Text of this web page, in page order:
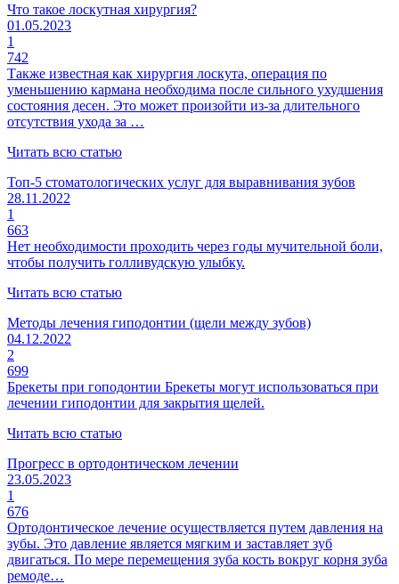
Что такое лоскутная хирургия?
01.05.2023
1
742
Также известная как хирургия лоскута, операция по
уменьшению кармана необходима после сильного ухудшения
состояния десен. Это может произойти из-за длительного
отсутствия ухода за …
Читать всю статью
Топ-5 стоматологических услуг для выравнивания зубов
28.11.2022
1
663
Нет необходимости проходить через годы мучительной боли,
чтобы получить голливудскую улыбку.
Читать всю статью
Методы лечения гиподонтии (щели между зубов)
04.12.2022
2
699
Брекеты при гоподонтии Брекеты могут использоваться при
лечении гиподонтии для закрытия щелей.
Читать всю статью
Прогресс в ортодонтическом лечении
23.05.2023
1
676
Ортодонтическое лечение осуществляется путем давления на
зубы. Это давление является мягким и заставляет зуб
двигаться. По мере перемещения зуба кость вокруг корня зуба
ремоде…